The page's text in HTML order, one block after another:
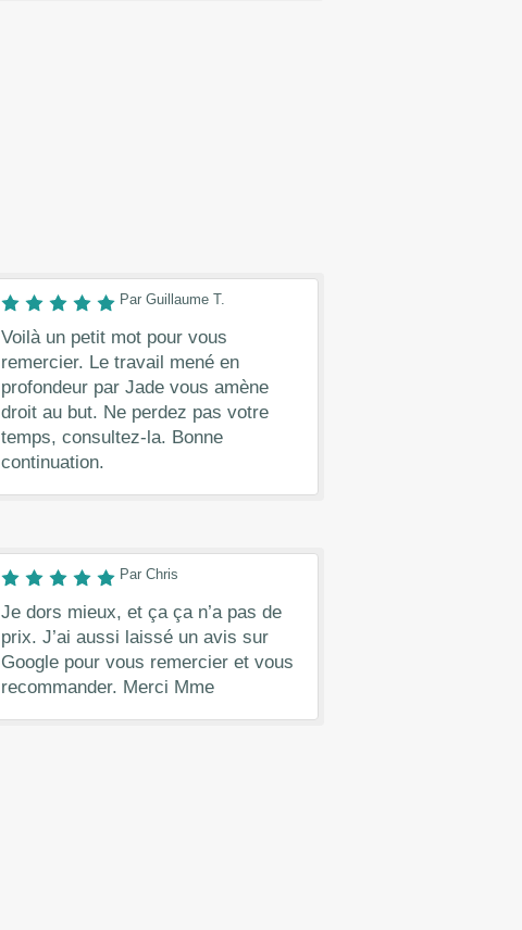
Par Guillaume T.
Voilà un petit mot pour vous
remercier. Le travail mené en
profondeur par Jade vous amène
droit au but. Ne perdez pas votre
temps, consultez-la. Bonne
continuation.
Par Chris
Je dors mieux, et ça ça n’a pas de
prix. J’ai aussi laissé un avis sur
Google pour vous remercier et vous
recommander. Merci Mme